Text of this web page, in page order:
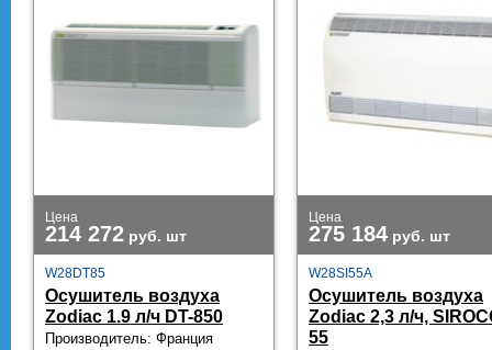
Цена
214 272 руб. шт
W28DT85
Осушитель воздуха
Zodiac 1.9 л/ч DT-850
Производитель: Франция
Цена
275 184 руб. шт
W28SI55A
Осушитель воздуха
Zodiac 2,3 л/ч,
55